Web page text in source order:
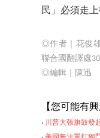
民」必須走
◎作者｜花俊
聯合國翻譯處30
◎編輯｜陳迅
【您可能有興
‧ 川普大張旗鼓發